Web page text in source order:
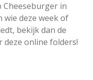
Cheeseburger in
wie deze week of
bekijk dan de
deze online folders!